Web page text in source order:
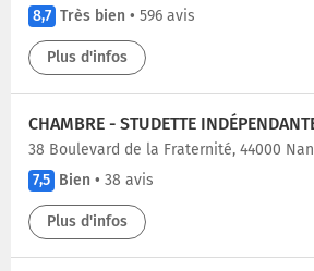
8,7 Très bien • 596 avis
Plus d'infos
38 Boulevard de la Fraternité, 44000
7,5 Bien • 38 avis
Plus d'infos